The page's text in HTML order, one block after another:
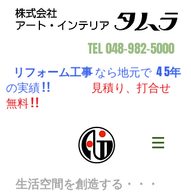
TEL048-982-5000
リフォーム工事なら地元で 4 5年
の実績 ! !
見積り、打合せ
無料 ! !
生活空間を創造する・・・